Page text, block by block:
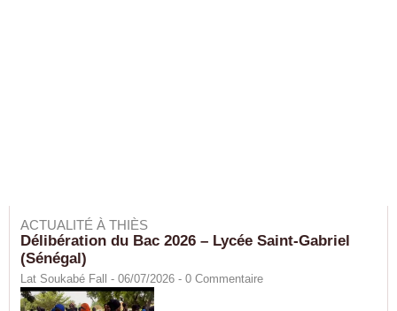
ACTUALITÉ À THIÈS
Délibération du Bac 2026 – Lycée Saint-Gabriel
(Sénégal)
Lat Soukabé Fall - 06/07/2026 - 0 Commentaire